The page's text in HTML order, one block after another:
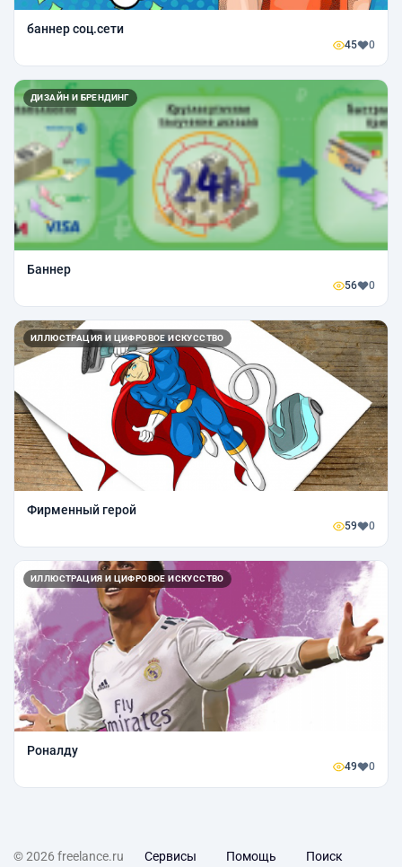
баннер соц.сети
45 0
ДИЗАЙН И БРЕНДИНГ
Баннер
56 0
ИЛЛЮСТРАЦИЯ И ЦИФРОВОЕ ИСКУССТВО
Фирменный герой
59 0
ИЛЛЮСТРАЦИЯ И ЦИФРОВОЕ ИСКУССТВО
Роналду
49 0
© 2026 freelance.ru Сервисы Помощь Поиск